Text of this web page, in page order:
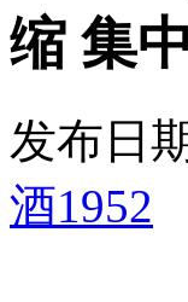
缩 集
发布日
酒1952